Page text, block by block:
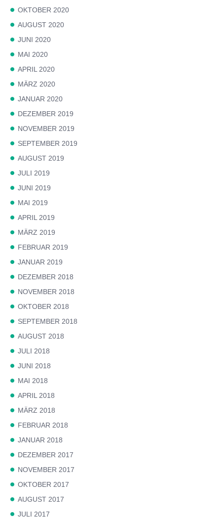
OKTOBER 2020
AUGUST 2020
JUNI 2020
MAI 2020
APRIL 2020
MÄRZ 2020
JANUAR 2020
DEZEMBER 2019
NOVEMBER 2019
SEPTEMBER 2019
AUGUST 2019
JULI 2019
JUNI 2019
MAI 2019
APRIL 2019
MÄRZ 2019
FEBRUAR 2019
JANUAR 2019
DEZEMBER 2018
NOVEMBER 2018
OKTOBER 2018
SEPTEMBER 2018
AUGUST 2018
JULI 2018
JUNI 2018
MAI 2018
APRIL 2018
MÄRZ 2018
FEBRUAR 2018
JANUAR 2018
DEZEMBER 2017
NOVEMBER 2017
OKTOBER 2017
AUGUST 2017
JULI 2017